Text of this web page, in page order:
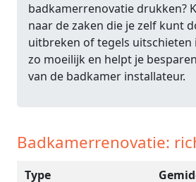
badkamerrenovatie drukken?
naar de zaken die je zelf kunt
uitbreken of tegels uitschieten
zo moeilijk en helpt je
van de badkamer installateur.
Badkamerrenovatie:
Type